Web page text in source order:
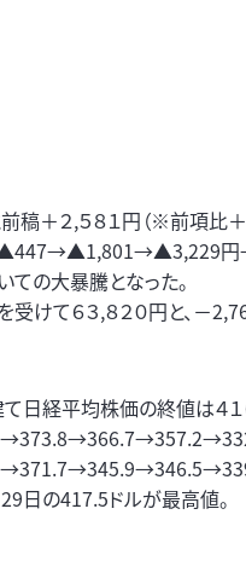
と前稿＋２,５８１円（※
の大暴騰となった。
けて６３,８２０円と、－
て日経平均株価の終値は
日の417.5ドルが最高値。